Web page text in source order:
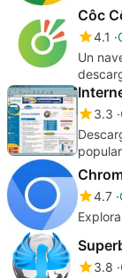
Côc
4.1
Un
3.3
popular
4.7
3.8